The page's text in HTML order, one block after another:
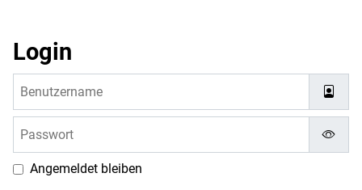
Login
Angemeldet bleiben